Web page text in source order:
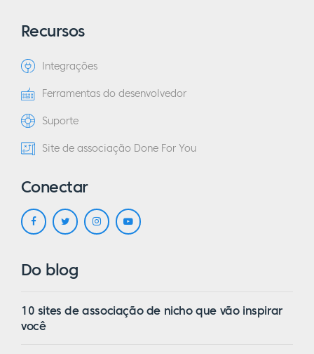
Recursos
Integrações
Ferramentas do desenvolvedor
Suporte
Site de associação Done For You
Conectar
Do blog
10 sites de associação de nicho que vão inspirar
você